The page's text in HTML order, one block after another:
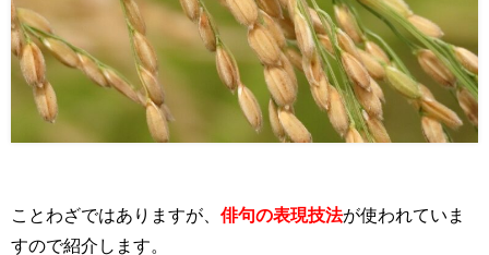
ことわざではありますが、 俳句の表現技法が使われていま
すので紹介します。